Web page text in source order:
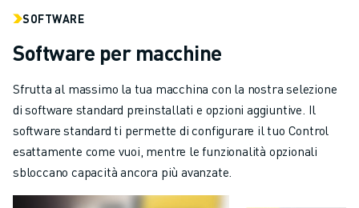
SOFTWARE
Software per macchine
Sfrutta al massimo la tua macchina con la nostra selezione
di software standard preinstallati e opzioni aggiuntive. Il
software standard ti permette di configurare il tuo Control
esattamente come vuoi, mentre le funzionalità opzionali
sbloccano capacità ancora più avanzate.